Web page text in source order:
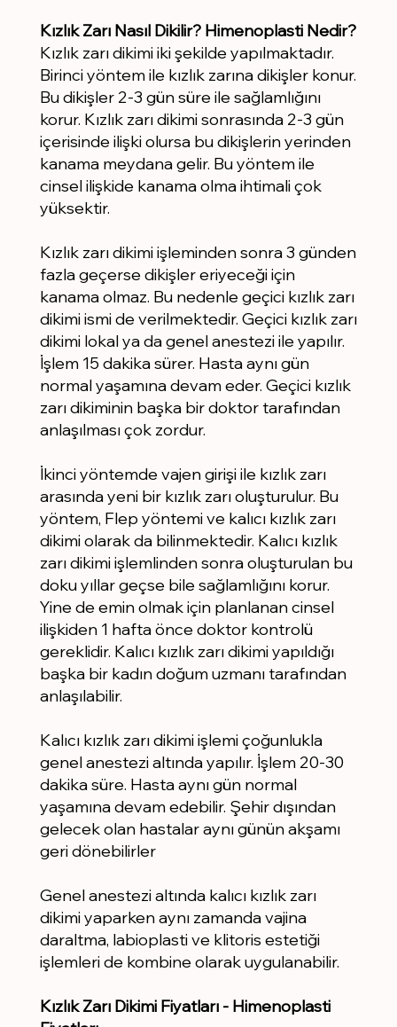
Kızlık Zarı Nasıl Dikilir? Himenoplasti Nedir?
Kızlık zarı dikimi iki şekilde yapılmaktadır.
Birinci yöntem ile kızlık zarına dikişler konur.
Bu dikişler 2-3 gün süre ile sağlamlığını
korur. Kızlık zarı dikimi sonrasında 2-3 gün
içerisinde ilişki olursa bu dikişlerin yerinden
kanama meydana gelir. Bu yöntem ile
cinsel ilişkide kanama olma ihtimali çok
yüksektir.
Kızlık zarı dikimi işleminden sonra 3 günden
fazla geçerse dikişler eriyeceği için
kanama olmaz. Bu nedenle geçici kızlık zarı
dikimi ismi de verilmektedir. Geçici kızlık zarı
dikimi lokal ya da genel anestezi ile yapılır.
İşlem 15 dakika sürer. Hasta aynı gün
normal yaşamına devam eder. Geçici kızlık
zarı dikiminin başka bir doktor tarafından
anlaşılması çok zordur.
İkinci yöntemde vajen girişi ile kızlık zarı
arasında yeni bir kızlık zarı oluşturulur. Bu
yöntem, Flep yöntemi ve kalıcı kızlık zarı
dikimi olarak da bilinmektedir. Kalıcı kızlık
zarı dikimi işlemlinden sonra oluşturulan bu
doku yıllar geçse bile sağlamlığını korur.
Yine de emin olmak için planlanan cinsel
ilişkiden 1 hafta önce doktor kontrolü
gereklidir. Kalıcı kızlık zarı dikimi yapıldığı
başka bir kadın doğum uzmanı tarafından
anlaşılabilir.
Kalıcı kızlık zarı dikimi işlemi çoğunlukla
genel anestezi altında yapılır. İşlem 20-30
dakika süre. Hasta aynı gün normal
yaşamına devam edebilir. Şehir dışından
gelecek olan hastalar aynı günün akşamı
geri dönebilirler
Genel anestezi altında kalıcı kızlık zarı
dikimi yaparken aynı zamanda vajina
daraltma, labioplasti ve klitoris estetiği
işlemleri de kombine olarak uygulanabilir.
Kızlık Zarı Dikimi Fiyatları - Himenoplasti